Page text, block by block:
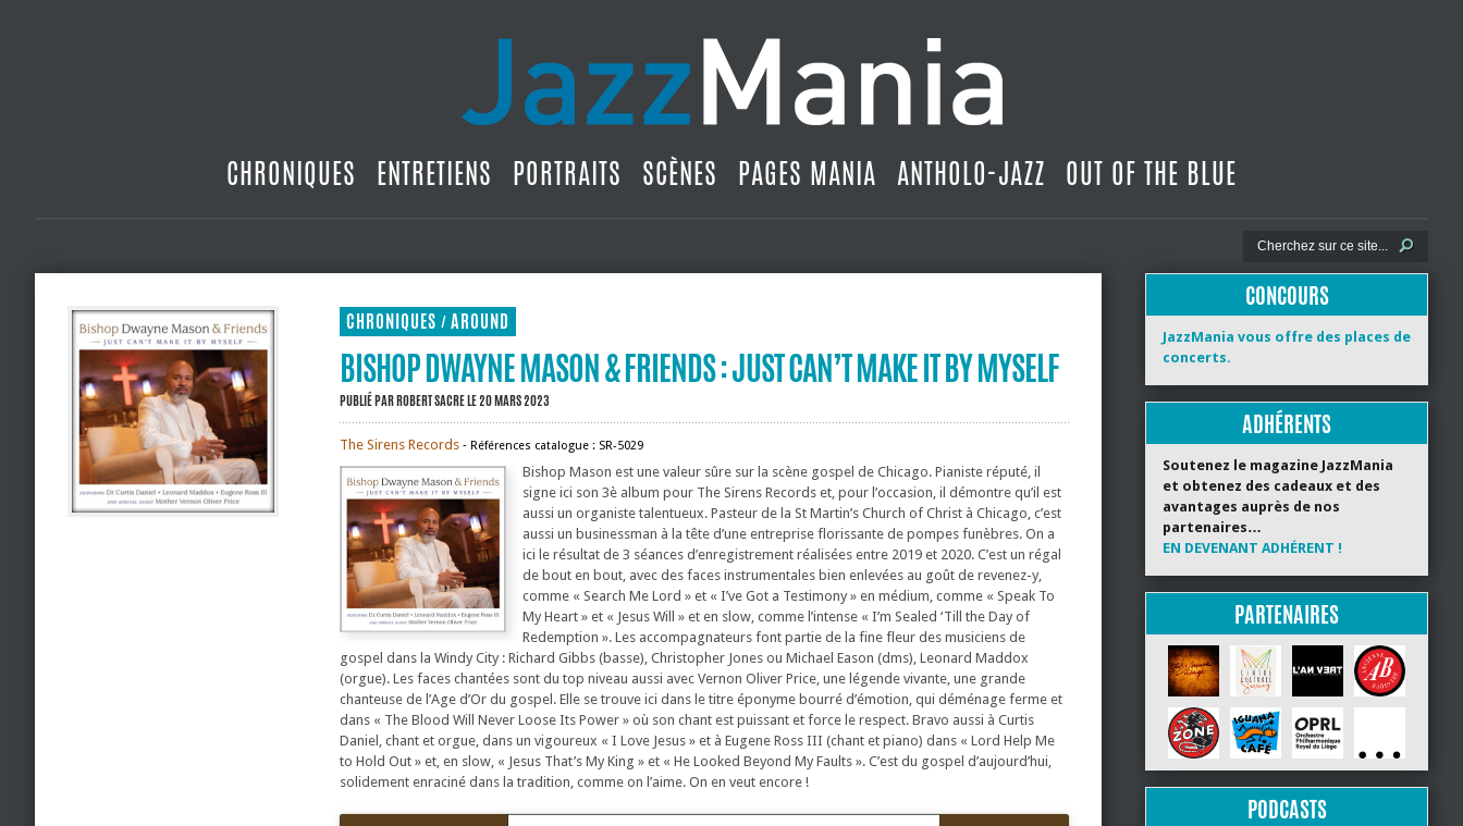
CHRONIQUES ENTRETIENS PORTRAITS SCÈNES PAGES MANIA ANTHOLO-JAZZ OUT OF THE BLUE
CHRONIQUES / AROUND
BISHOP DWAYNE MASON & FRIENDS : JUST CAN’T MAKE IT BY MYSELF
PUBLIÉ PARROBERT SACRELE 20 MARS 2023
The Sirens Records ‐ Références catalogue : SR-5029
Bishop Mason est une valeur sûre sur la scène gospel de Chicago. Pianiste réputé, il
signe ici son 3è album pour The Sirens Records et, pour l’occasion, il démontre qu’il est
aussi un organiste talentueux. Pasteur de la St Martin’s Church of Christ à Chicago, c’est
aussi un businessman à la tête d’une entreprise florissante de pompes funèbres. On a
ici le résultat de 3 séances d’enregistrement réalisées entre 2019 et 2020. C’est un régal
de bout en bout, avec des faces instrumentales bien enlevées au goût de revenez-y,
comme « Search Me Lord » et « I’ve Got a Testimony » en médium, comme « Speak To
My Heart » et « Jesus Will » et en slow, comme l’intense « I’m Sealed ‘Till the Day of
Redemption ». Les accompagnateurs font partie de la fine fleur des musiciens de
gospel dans la Windy City : Richard Gibbs (basse), Christopher Jones ou Michael Eason (dms), Leonard Maddox
(orgue). Les faces chantées sont du top niveau aussi avec Vernon Oliver Price, une légende vivante, une grande
chanteuse de l’Age d’Or du gospel. Elle se trouve ici dans le titre éponyme bourré d’émotion, qui déménage ferme et
dans « The Blood Will Never Loose Its Power » où son chant est puissant et force le respect. Bravo aussi à Curtis
Daniel, chant et orgue, dans un vigoureux « I Love Jesus » et à Eugene Ross III (chant et piano) dans « Lord Help Me
to Hold Out » et, en slow, « Jesus That’s My King » et « He Looked Beyond My Faults ». C’est du gospel d’aujourd’hui,
solidement enraciné dans la tradition, comme on l’aime. On en veut encore !
CONCOURS
JazzMania vous offre des places de
concerts.
ADHÉRENTS
Soutenez le magazine JazzMania
et obtenez des cadeaux et des
avantages auprès de nos
partenaires…
EN DEVENANT ADHÉRENT !
PARTENAIRES
PODCASTS